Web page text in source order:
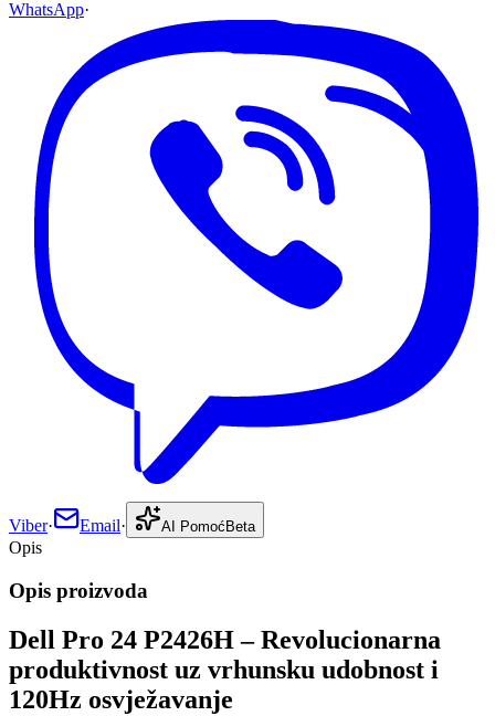
WhatsApp·
Viber· Email· AI Pomoć Beta
Opis
Opis proizvoda
Dell Pro 24 P2426H – Revolucionarna
produktivnost uz vrhunsku udobnost i
120Hz osvježavanje